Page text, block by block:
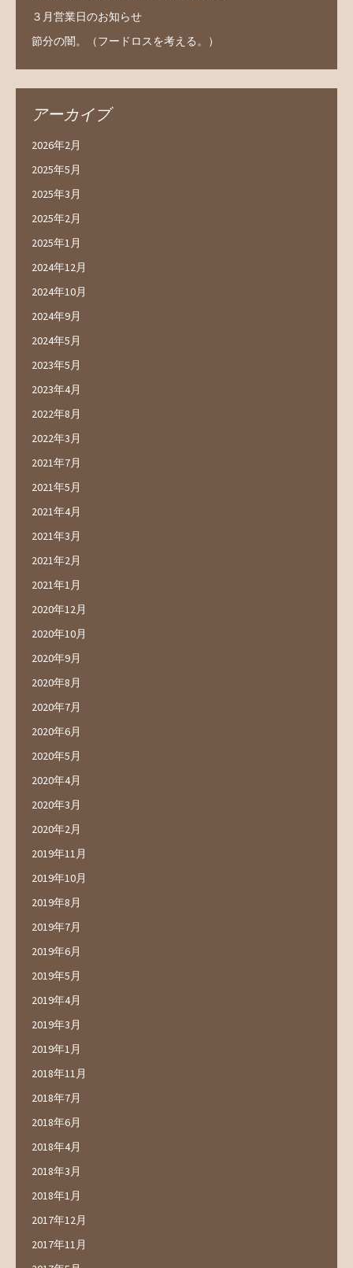
３月営業日のお知らせ
節分の闇。（フードロスを考える。）
アーカイブ
2026年2月
2025年5月
2025年3月
2025年2月
2025年1月
2024年12月
2024年10月
2024年9月
2024年5月
2023年5月
2023年4月
2022年8月
2022年3月
2021年7月
2021年5月
2021年4月
2021年3月
2021年2月
2021年1月
2020年12月
2020年10月
2020年9月
2020年8月
2020年7月
2020年6月
2020年5月
2020年4月
2020年3月
2020年2月
2019年11月
2019年10月
2019年8月
2019年7月
2019年6月
2019年5月
2019年4月
2019年3月
2019年1月
2018年11月
2018年7月
2018年6月
2018年4月
2018年3月
2018年1月
2017年12月
2017年11月